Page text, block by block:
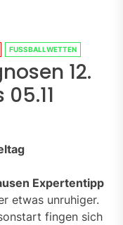
FUSSBALLWETTEN
12.
Expertentipp
etwas unruhiger.
fingen sich